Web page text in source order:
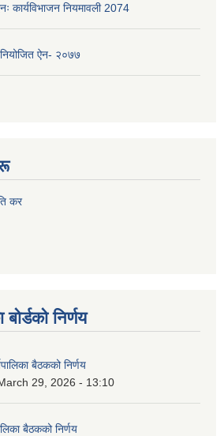
कार्यविभाजन नियमावली 2074
ऐन- २०७७
कर
निर्णय
बैठकको निर्णय
29, 2026 - 13:10
बैठकको निर्णय